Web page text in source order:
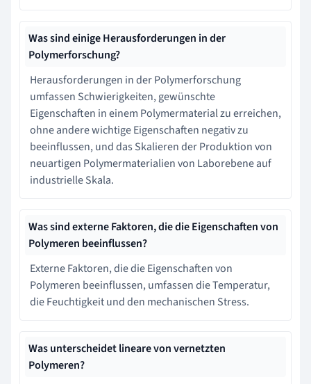
Was sind einige Herausforderungen in der
Polymerforschung?
Herausforderungen in der Polymerforschung
umfassen Schwierigkeiten, gewünschte
Eigenschaften in einem Polymermaterial zu erreichen,
ohne andere wichtige Eigenschaften negativ zu
beeinflussen, und das Skalieren der Produktion von
neuartigen Polymermaterialien von Laborebene auf
industrielle Skala.
Was sind externe Faktoren, die die Eigenschaften von
Polymeren beeinflussen?
Externe Faktoren, die die Eigenschaften von
Polymeren beeinflussen, umfassen die Temperatur,
die Feuchtigkeit und den mechanischen Stress.
Was unterscheidet lineare von vernetzten
Polymeren?